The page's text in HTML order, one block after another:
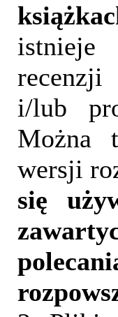
istnieje
i/lub
Można
wersji
się